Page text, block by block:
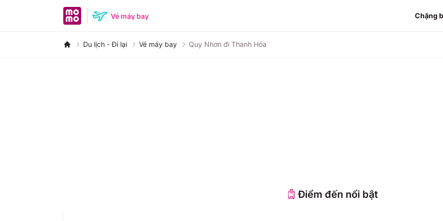
MoMo home pageVé máy bay Chặng
Du lịch - Đi lại Vé máy bay Quy Nhơn đi Thanh Hóa
Điểm đến nổi bật
Đà Lạt
Hồ Chí Minh